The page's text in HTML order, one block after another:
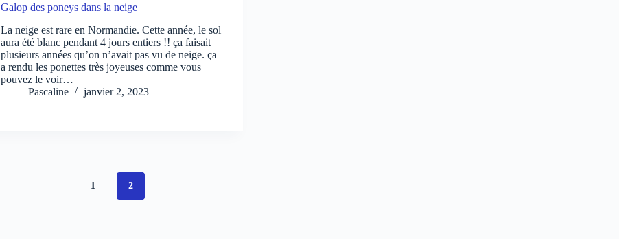
Galop des poneys dans la neige
La neige est rare en Normandie. Cette année, le sol
aura été blanc pendant 4 jours entiers !! ça faisait
plusieurs années qu’on n’avait pas vu de neige. ça
a rendu les ponettes très joyeuses comme vous
pouvez le voir…
Pascaline
janvier 2, 2023
1 2